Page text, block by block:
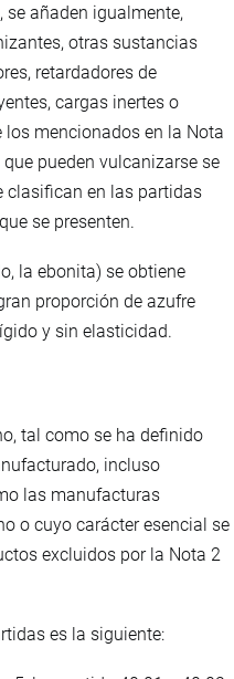
añaden igualmente,
otras sustancias
retardadores de
cargas inertes o
mencionados en la Nota
pueden vulcanizarse se
clasifican en las partidas
se presenten.
la ebonita) se obtiene
proporción de azufre
y sin elasticidad.
tal como se ha definido
incluso
las manufacturas
o cuyo carácter esencial se
excluidos por la Nota 2
es la siguiente: